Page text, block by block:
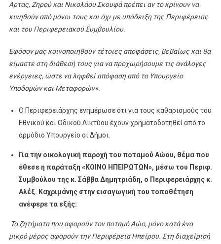
Άρτας, Ζηρού και Νικολάου Σκουφά πρέπει αν το κρίνουν να
κινηθούν από μόνοι τους και όχι με υπόδειξη της Περιφέρειας
και του Περιφερειακού Συμβουλίου.
Εφόσον μας κοινοποιηθούν τέτοιες αποφάσεις, βεβαίως και θα
είμαστε στη διάθεσή τους για να προχωρήσουμε τις ανάλογες
ενέργειες, ώστε να ληφθεί απόφαση από το Υπουργείο
Υποδομών και Μεταφορών».
Ο Περιφερειάρχης ενημέρωσε ότι για τους καθαρισμούς του
Εθνικού και Οδικού Δικτύου έχουν χρηματοδοτηθεί από το
αρμόδιο Υπουργείο οι Δήμοι.
Για την οικολογική παροχή του ποταμού Αώου, θέμα που
έθεσε η παράταξη «ΚΟΙΝΟ ΗΠΕΙΡΩΤΩΝ», μέσω του Περιφ.
Συμβούλου της κ. Σάββα Δημητριάδη, ο Περιφερειάρχης κ.
Αλέξ. Καχριμάνης στην εισαγωγική του τοποθέτηση
ανέφερε τα εξής:
Τα ζητήματα που αφορούν τον ποταμό Αώο, μόνο κατά ένα
μικρό μέρος αφορούν την Περιφέρεια Ηπείρου. Στη διαχείρισή